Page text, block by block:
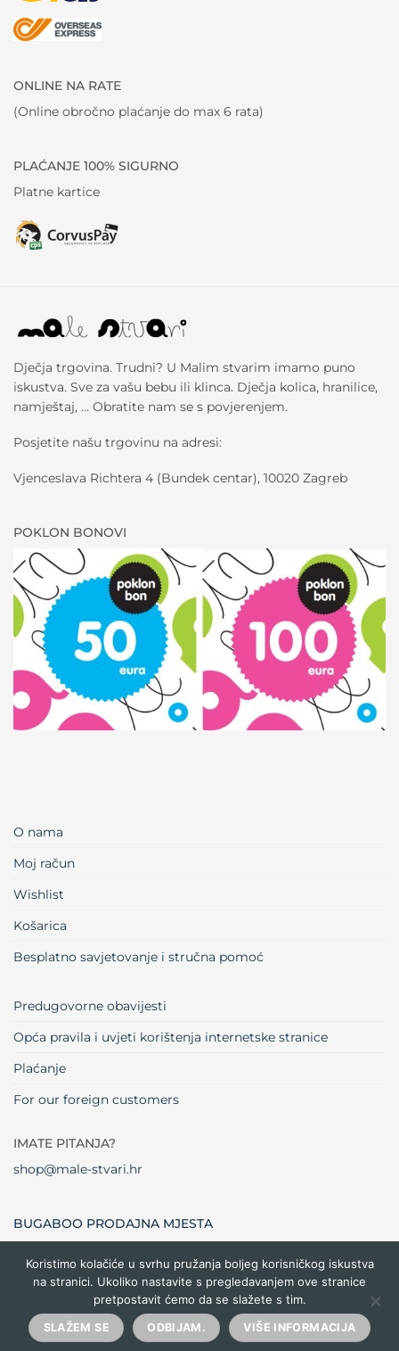
ONLINE NA RATE
(Online obročno plaćanje do max 6 rata)
PLAĆANJE 100% SIGURNO
Platne kartice
Dječja trgovina. Trudni? U Malim stvarim imamo puno
iskustva. Sve za vašu bebu ili klinca. Dječja kolica, hranilice,
namještaj, … Obratite nam se s povjerenjem.
Posjetite našu trgovinu na adresi:
Vjenceslava Richtera 4 (Bundek centar), 10020 Zagreb
POKLON BONOVI
O nama
Moj račun
Wishlist
Košarica
Besplatno savjetovanje i stručna pomoć
Predugovorne obavijesti
Opća pravila i uvjeti korištenja internetske stranice
Plaćanje
For our foreign customers
IMATE PITANJA?
shop@male-stvari.hr
BUGABOO PRODAJNA MJESTA
Visa MasterCardMaestro Dinners
Club
Credit
Card
Cash
Delivery
Copyright 2026 ©Male stvari
Koristimo kolačiće u svrhu pružanja boljeg korisničkog iskustva
na stranici. Ukoliko nastavite s pregledavanjem ove stranice
pretpostavit ćemo da se slažete s tim.
SLAŽEM SE ODBIJAM. VIŠE INFORMACIJA